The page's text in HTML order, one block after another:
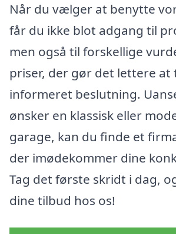
Når du vælger at benytte
får du ikke blot adgang til
men også til forskellige
priser, der gør det lettere
informeret beslutning.
ønsker en klassisk eller
garage, kan du finde et
der imødekommer dine
Tag det første skridt i dag,
dine tilbud hos os!